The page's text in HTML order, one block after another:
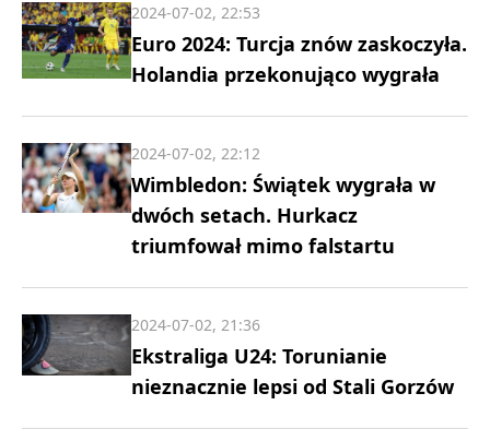
Euro 2024: Turcja znów zaskoczyła.
Holandia przekonująco wygrała
2024-07-02, 22:53
Wimbledon: Świątek wygrała w
dwóch setach. Hurkacz
triumfował mimo falstartu
2024-07-02, 22:12
Ekstraliga U24: Torunianie
nieznacznie lepsi od Stali Gorzów
2024-07-02, 21:36